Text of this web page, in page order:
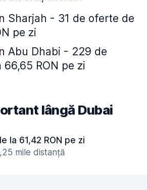
Sharjah - 31 de oferte de
pe zi
Abu Dhabi - 229 de
RON pe zi
lângă Dubai
la 61,42 RON pe zi
mile distanță